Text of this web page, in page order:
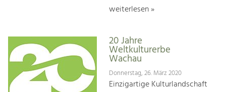
weiterlesen »
20 Jahre
Weltkulturerbe
Wachau
Donnerstag, 26. März 2020
Einzigartige Kulturlandschaft